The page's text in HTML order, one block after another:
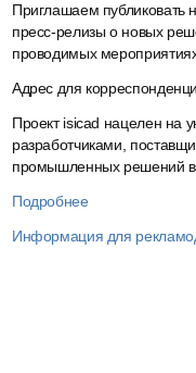
Приглашаем публиковать
пресс-релизы о новых
проводимых
Адрес для
Проект isicad нацелен на
разработчиками,
промышленных решений в
Подробнее
Информация для